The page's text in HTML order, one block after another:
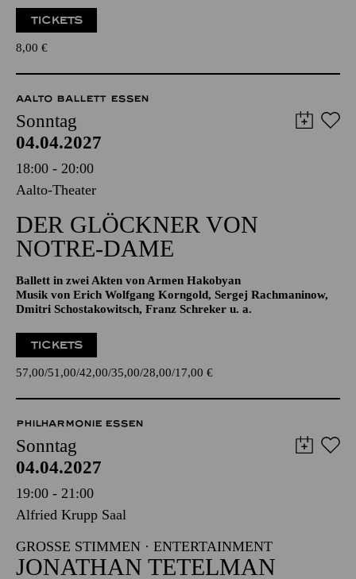
Lernen Sie Alvar Aaltos "humane Architektur" kennen!
8,00 €
AALTO BALLETT ESSEN
Sonntag
04.04.2027
18:00 - 20:00
Aalto-Theater
DER GLÖCKNER­ VON
NOTRE-DAME
Musik von Erich Wolfgang Korngold, Sergej Rachmaninow,
Dmitri Schostakowitsch, Franz Schreker u. a.
57,00 51,00 42,00 35,00
PHILHARMONIE ESSEN
Sonntag
04.04.2027
19:00 - 21:00
Alfried Krupp Saal